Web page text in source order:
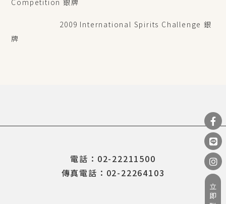
2009 International Spirits Challenge 銀
牌
電話：02-22211500
傳真電話：02-22264103